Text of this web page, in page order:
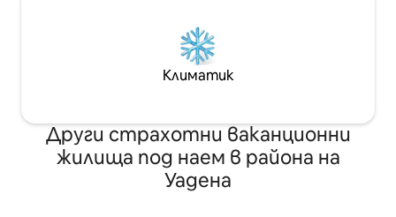
Климатик
Други страхотни ваканционни
жилища под наем в района на
Уадена